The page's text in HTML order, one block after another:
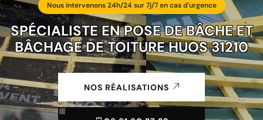
Nous intervenons 24h/24 sur 7j/7 en cas d'urgence
SPÉCIALISTE EN POSE DE BÂCHE ET
BÂCHAGE DE TOITURE HUOS 31210
NOS RÉALISATIONS